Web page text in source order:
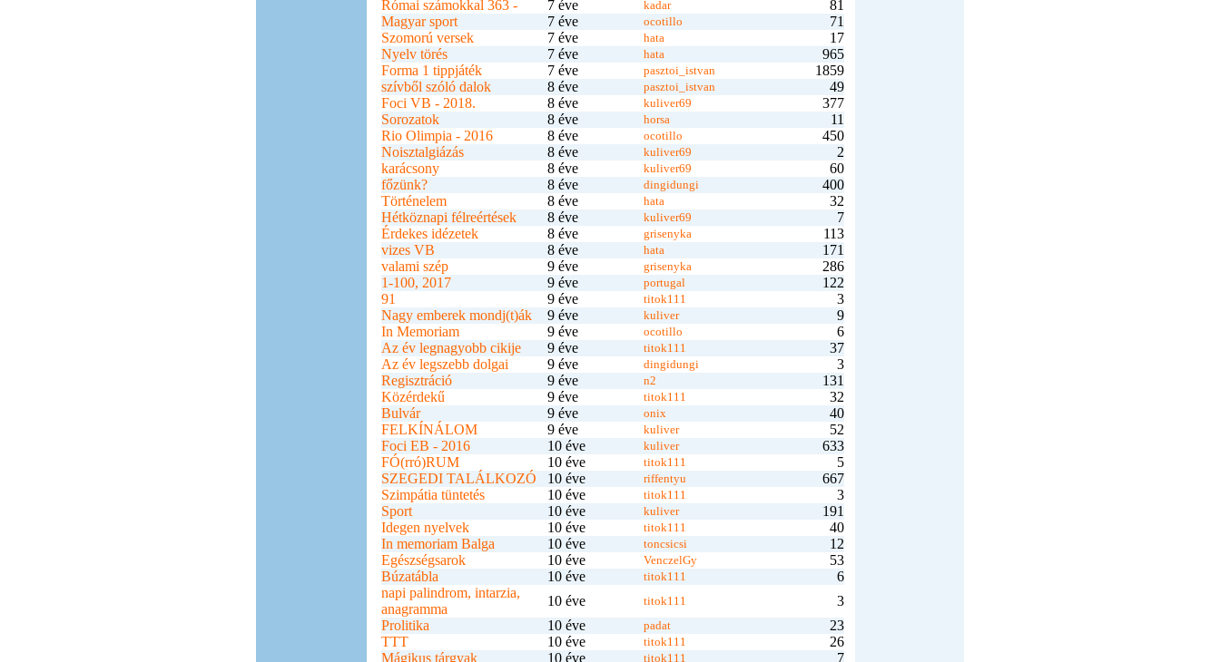
Római számokkal 363 -
7 éve kadar
81
Magyar sport
7 éve ocotillo
71
Szomorú versek
7 éve hata
17
Nyelv törés
7 éve hata
965
Forma 1 tippjáték
7 éve pasztoi_istvan
1859
szívből szóló dalok
8 éve pasztoi_istvan
49
Foci VB - 2018.
8 éve kuliver69
377
Sorozatok
8 éve horsa
11
Rio Olimpia - 2016
8 éve ocotillo
450
Noisztalgiázás
8 éve kuliver69
2
karácsony
8 éve kuliver69
60
főzünk?
8 éve dingidungi
400
Történelem
8 éve hata
32
Hétköznapi félreértések
8 éve kuliver69
7
Érdekes idézetek
8 éve grisenyka
113
vizes VB
8 éve hata
171
valami szép
9 éve grisenyka
286
1-100, 2017
9 éve portugal
122
91
9 éve titok111
3
Nagy emberek mondj(t)ák
9 éve kuliver
9
In Memoriam
9 éve ocotillo
6
Az év legnagyobb cikije
9 éve titok111
37
Az év legszebb dolgai
9 éve dingidungi
3
Regisztráció
9 éve n2
131
Közérdekű
9 éve titok111
32
Bulvár
9 éve onix
40
FELKÍNÁLOM
9 éve kuliver
52
Foci EB - 2016
10 éve kuliver
633
FÓ(rró)RUM
10 éve titok111
5
SZEGEDI TALÁLKOZÓ
10 éve riffentyu
667
Szimpátia tüntetés
10 éve titok111
3
Sport
10 éve kuliver
191
Idegen nyelvek
10 éve titok111
40
In memoriam Balga
10 éve toncsicsi
12
Egészségsarok
10 éve VenczelGy
53
Búzatábla
10 éve titok111
6
napi palindrom, intarzia,
anagramma
10 éve titok111
3
Prolitika
10 éve padat
23
TTT
10 éve titok111
26
Mágikus tárgyak
10 éve titok111
7